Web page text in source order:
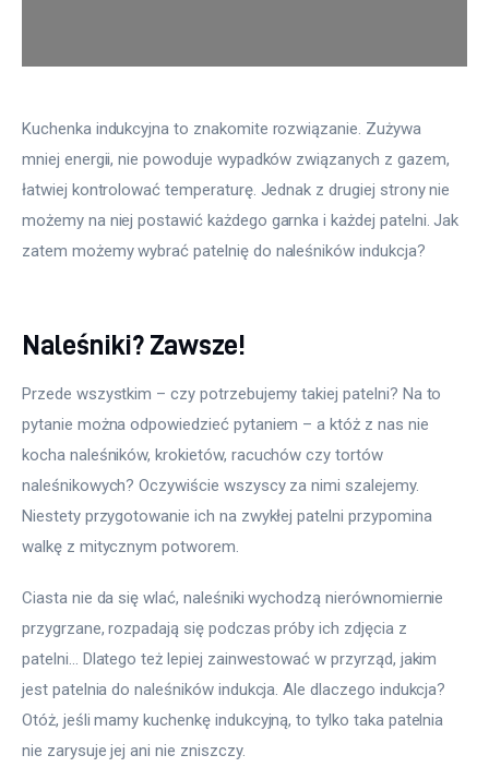
Więcej
Kuchenka indukcyjna to znakomite rozwiązanie. Zużywa
mniej energii, nie powoduje wypadków związanych z gazem,
łatwiej kontrolować temperaturę. Jednak z drugiej strony nie
możemy na niej postawić każdego garnka i każdej patelni. Jak
zatem możemy wybrać patelnię do naleśników indukcja?
Naleśniki? Zawsze!
Przede wszystkim – czy potrzebujemy takiej patelni? Na to
pytanie można odpowiedzieć pytaniem – a któż z nas nie
kocha naleśników, krokietów, racuchów czy tortów
naleśnikowych? Oczywiście wszyscy za nimi szalejemy.
Niestety przygotowanie ich na zwykłej patelni przypomina
walkę z mitycznym potworem.
Ciasta nie da się wlać, naleśniki wychodzą nierównomiernie
przygrzane, rozpadają się podczas próby ich zdjęcia z
patelni… Dlatego też lepiej zainwestować w przyrząd, jakim
jest patelnia do naleśników indukcja. Ale dlaczego indukcja?
Otóż, jeśli mamy kuchenkę indukcyjną, to tylko taka patelnia
nie zarysuje jej ani nie zniszczy.